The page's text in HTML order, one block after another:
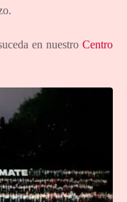
en nuestro Centro